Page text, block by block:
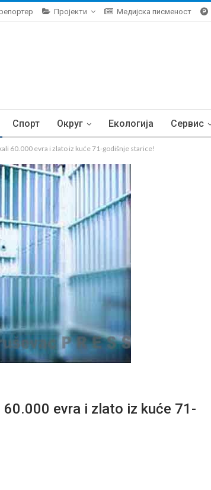
Пројекти Медијска писменост
Спорт Округ Екологија Сервис
60.000 evra i zlato iz kuće 71-godišnje starice!
60.000 evra i zlato iz kuće 71-